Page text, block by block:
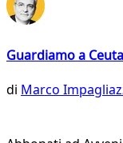
Guardiamo a
di Marco